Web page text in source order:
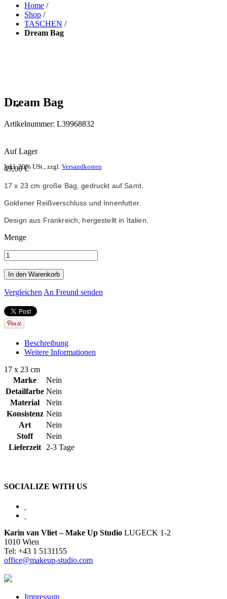
Home /
Shop /
TASCHEN /
Dream Bag
Dream Bag
Artikelnummer: L39968832
Auf Lager
49,00 €
Inkl. 20% USt., zzgl. Versandkosten
17 x 23 cm große Bag, gedruckt auf Samt.
Goldener Reißverschluss und Innenfutter.
Design aus Frankreich, hergestellt in Italien.
Menge
In den Warenkorb
Vergleichen An Freund senden
Beschreibung
Weitere Informationen
17 x 23 cm
Marke
Nein
Detailfarbe Nein
Material
Nein
Konsistenz Nein
Art
Nein
Stoff
Nein
Lieferzeit
2-3 Tage
SOCIALIZE WITH US
Karin van Vliet – Make Up Studio LUGECK 1-2
1010 Wien
Tel: +43 1 5131155
office@makeup-studio.com
Impressum